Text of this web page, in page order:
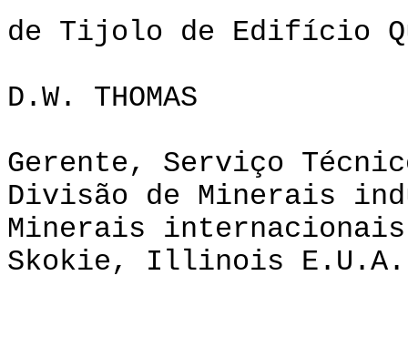
de Tijolo de Edifício
D.W. THOMAS
Gerente, Serviço
Divisão de Minerais
Minerais internacionais
Skokie, Illinois